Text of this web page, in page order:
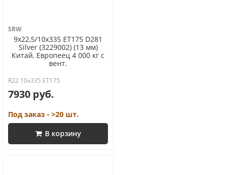
SRW
9x22,5/10x335 ET175 D281
Silver (3229002) (13 мм)
Китай, Европеец 4 000 кг с
вент.
R22 10x335 ET175
7930 руб.
Под заказ - >20 шт.
В корзину